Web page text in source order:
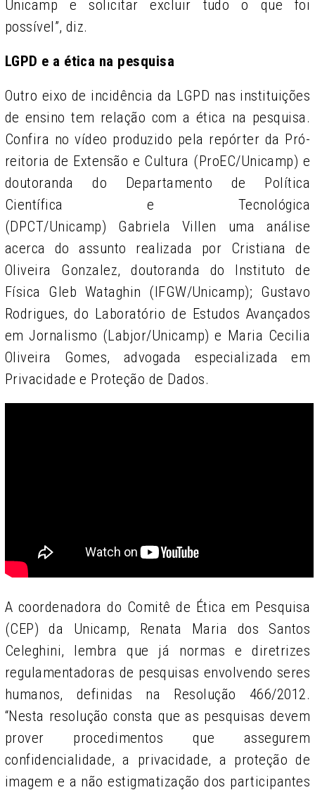
Unicamp e solicitar excluir tudo o que foi
possível”, diz.
LGPD e a ética na pesquisa
Outro eixo de incidência da LGPD nas instituições
de ensino tem relação com a ética na pesquisa.
Confira no vídeo produzido pela repórter da Pró-
reitoria de Extensão e Cultura (ProEC/Unicamp) e
doutoranda do Departamento de Política
Científica e Tecnológica
(DPCT/Unicamp) Gabriela Villen uma análise
acerca do assunto realizada por Cristiana de
Oliveira Gonzalez, doutoranda do Instituto de
Física Gleb Wataghin (IFGW/Unicamp); Gustavo
Rodrigues, do Laboratório de Estudos Avançados
em Jornalismo (Labjor/Unicamp) e Maria Cecilia
Oliveira Gomes, advogada especializada em
Privacidade e Proteção de Dados.
A coordenadora do Comitê de Ética em Pesquisa
(CEP) da Unicamp, Renata Maria dos Santos
Celeghini, lembra que já normas e diretrizes
regulamentadoras de pesquisas envolvendo seres
humanos, definidas na Resolução 466/2012.
“Nesta resolução consta que as pesquisas devem
prover procedimentos que assegurem
confidencialidade, a privacidade, a proteção de
imagem e a não estigmatização dos participantes